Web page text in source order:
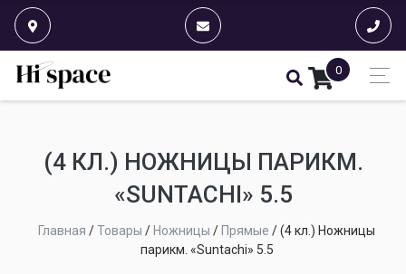
0
(4 КЛ.) НОЖНИЦЫ ПАРИКМ.
«SUNTACHI» 5.5
Главная /Товары / Ножницы / Прямые /(4 кл.) Ножницы
парикм. «Suntachi» 5.5